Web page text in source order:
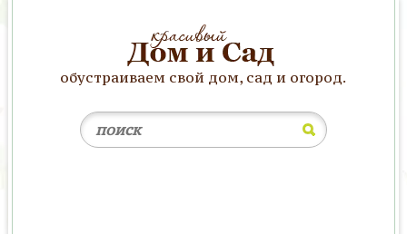
обустраиваем свой дом, сад и огород.